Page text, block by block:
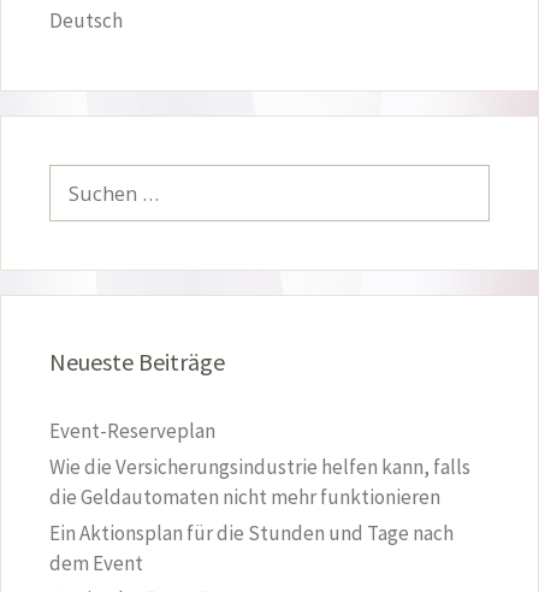
Deutsch
nach:
Neueste Beiträge
Event-Reserveplan
Wie die Versicherungsindustrie helfen kann, falls
die Geldautomaten nicht mehr funktionieren
Ein Aktionsplan für die Stunden und Tage nach
dem Event